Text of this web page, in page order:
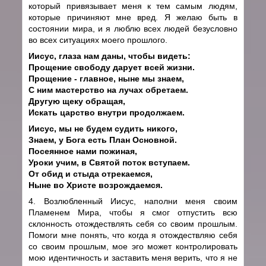
который привязывает меня к тем самым людям,
которые причиняют мне вред. Я желаю быть в
состоянии мира, и я люблю всех людей безусловно
во всех ситуациях моего прошлого.
Иисус, глаза нам даны, чтобы видеть:
Прощение свободу дарует всей жизни.
Прощение - главное, ныне мы знаем,
С ним мастерство на лучах обретаем.
Другую щеку обращая,
Искать царство внутри продолжаем.
Иисус, мы не будем судить никого,
Знаем, у Бога есть План Основной.
Посеянное нами пожиная,
Уроки учим, в Святой поток вступаем.
От обид и стыда отрекаемся,
Ныне во Христе возрождаемся.
4. Возлюбленный Иисус, наполни меня своим
Пламенем Мира, чтобы я смог отпустить всю
склонность отождествлять себя со своим прошлым.
Помоги мне понять, что когда я отождествляю себя
со своим прошлым, мое эго может контролировать
мою идентичность и заставить меня верить, что я не